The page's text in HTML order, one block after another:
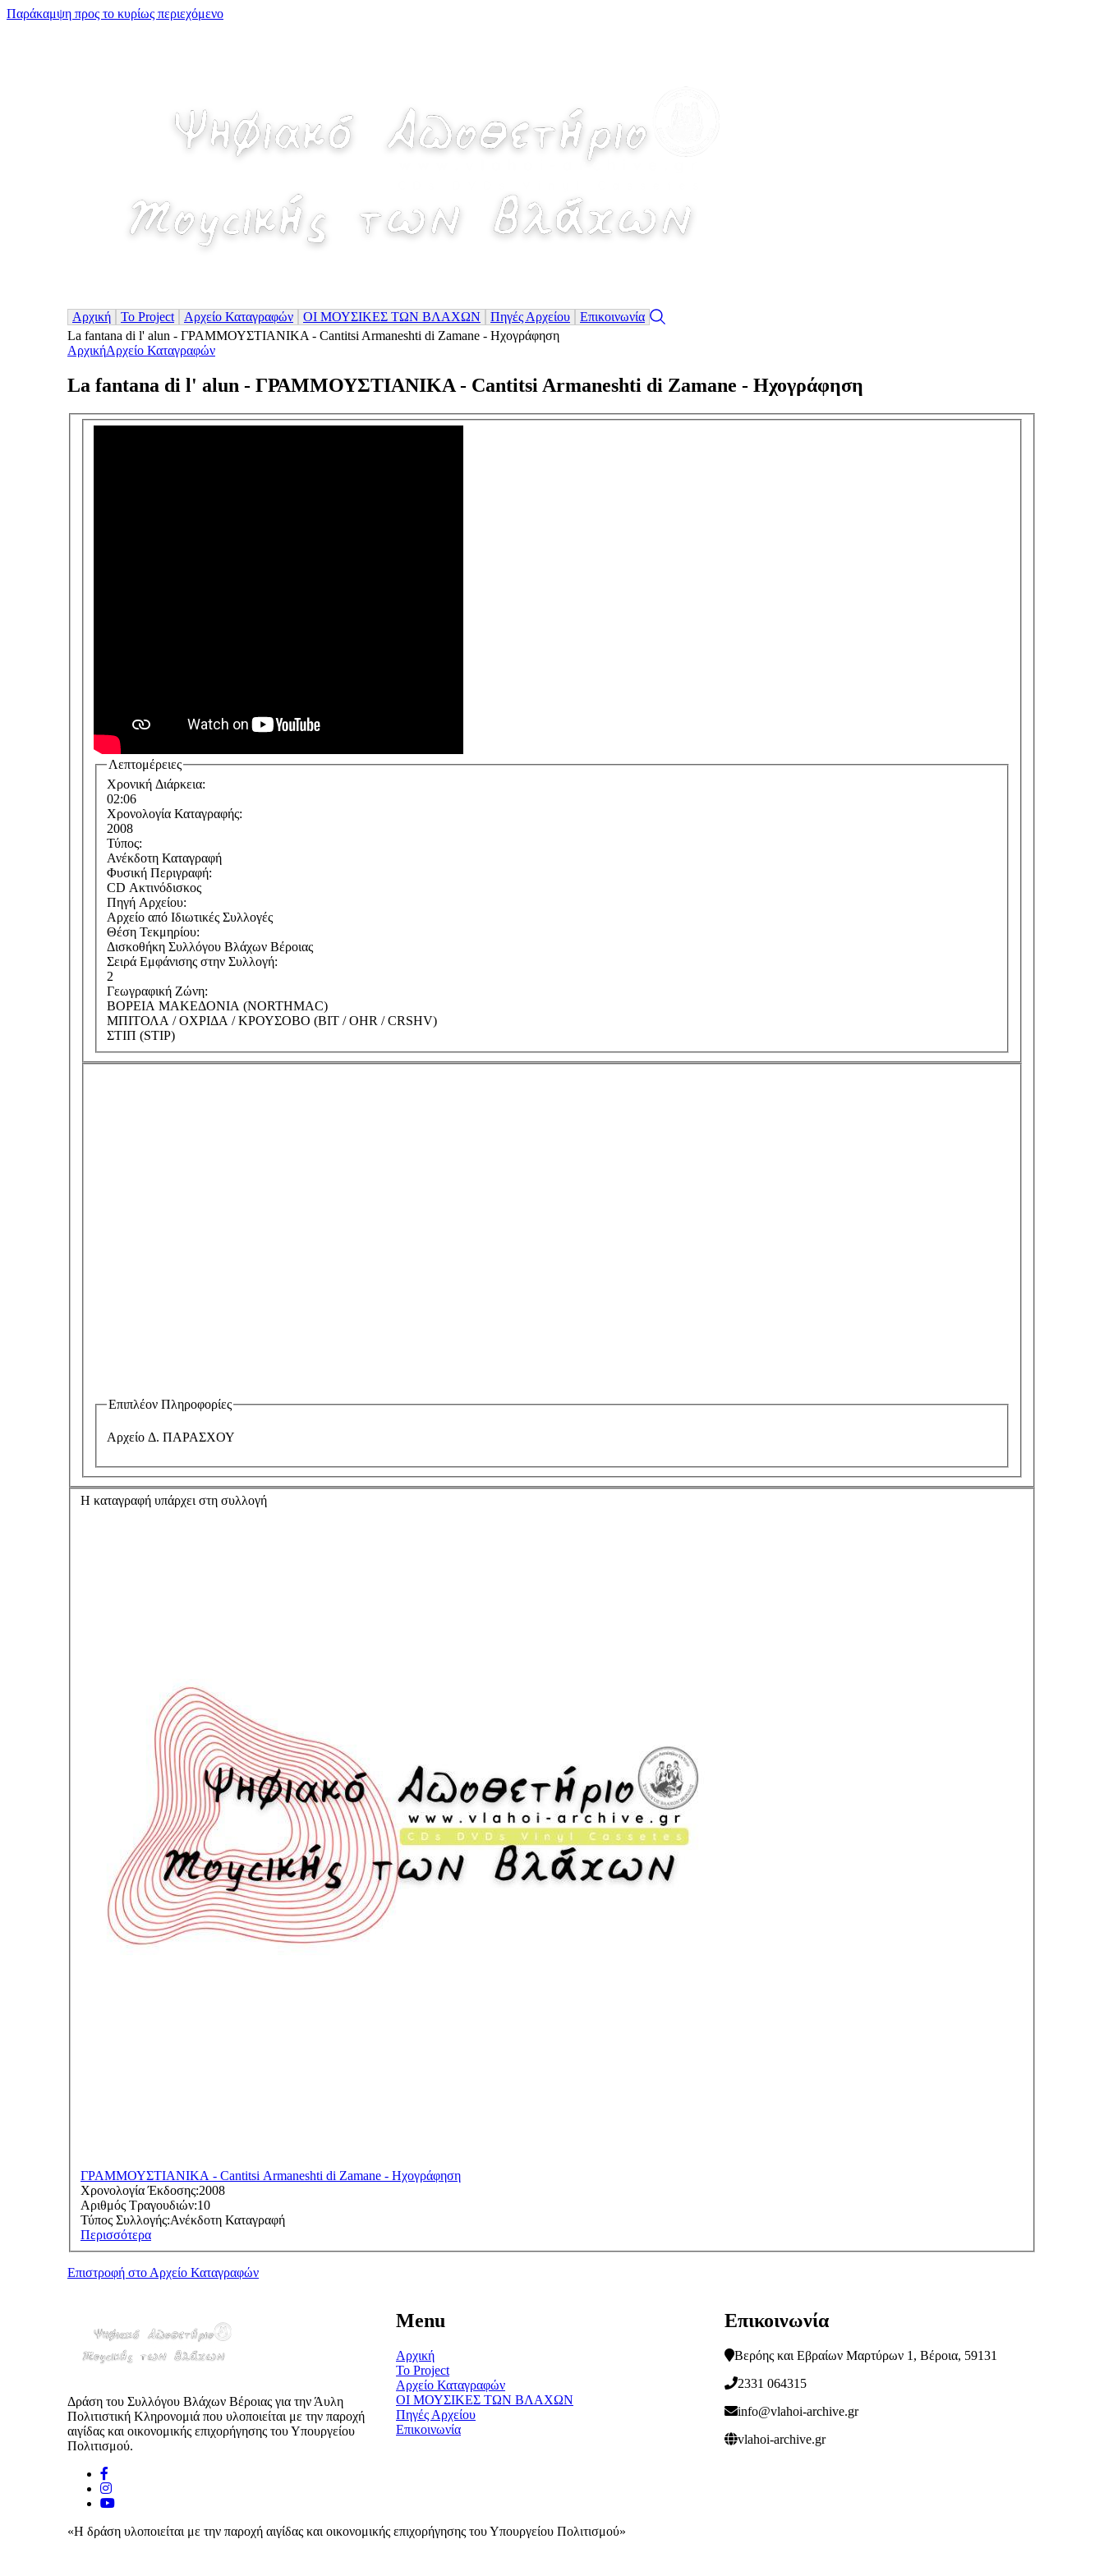
Παράκαμψη προς το κυρίως περιεχόμενο
Αρχική Το Project Αρχείο Καταγραφών ΟΙ ΜΟΥΣΙΚΕΣ ΤΩΝ ΒΛΑΧΩΝ Πηγές Αρχείου
Επικοινωνία
La fantana di l' alun - ΓΡΑΜΜΟΥΣΤΙΑΝΙΚΑ - Cantitsi Armaneshti di Zamane - Ηχογράφηση
ΑρχικήΑρχείο Καταγραφών
La fantana di l' alun - ΓΡΑΜΜΟΥΣΤΙΑΝΙΚΑ - Cantitsi Armaneshti di Zamane - Ηχογράφηση
Λεπτομέρειες
Χρονική Διάρκεια:
02:06
Χρονολογία Καταγραφής:
2008
Τύπος:
Ανέκδοτη Καταγραφή
Φυσική Περιγραφή:
CD Ακτινόδισκος
Πηγή Αρχείου:
Αρχείο από Ιδιωτικές Συλλογές
Θέση Τεκμηρίου:
Δισκοθήκη Συλλόγου Βλάχων Βέροιας
Σειρά Εμφάνισης στην Συλλογή:
2
Γεωγραφική Ζώνη:
ΒΟΡΕΙΑ ΜΑΚΕΔΟΝΙΑ (NORTHMAC)
ΜΠΙΤΟΛΑ / ΟΧΡΙΔΑ / ΚΡΟΥΣΟΒΟ (BIT / OHR / CRSHV)
ΣΤΙΠ (STIP)
Επιπλέον Πληροφορίες
Αρχείο Δ. ΠΑΡΑΣΧΟΥ
Η καταγραφή υπάρχει στη συλλογή
ΓΡΑΜΜΟΥΣΤΙΑΝΙΚΑ - Cantitsi Armaneshti di Zamane - Ηχογράφηση
Χρονολογία Έκδοσης:2008
Αριθμός Τραγουδιών:10
Τύπος Συλλογής:Ανέκδοτη Καταγραφή
Περισσότερα
Επιστροφή στο Αρχείο Καταγραφών
Δράση του Συλλόγου Βλάχων Βέροιας για την Άυλη
Πολιτιστική Κληρονομιά που υλοποιείται με την παροχή
αιγίδας και οικονομικής επιχορήγησης του Υπουργείου
Πολιτισμού.
Menu
Αρχική
Το Project
Αρχείο Καταγραφών
ΟΙ ΜΟΥΣΙΚΕΣ ΤΩΝ ΒΛΑΧΩΝ
Πηγές Αρχείου
Επικοινωνία
Επικοινωνία
Βερόης και Εβραίων Μαρτύρων 1, Βέροια, 59131
2331 064315
info@vlahoi-archive.gr
vlahoi-archive.gr
«Η δράση υλοποιείται με την παροχή αιγίδας και οικονομικής επιχορήγησης του Υπουργείου Πολιτισμού»